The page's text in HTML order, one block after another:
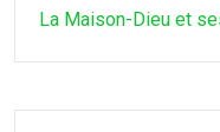
La Maison-Dieu et